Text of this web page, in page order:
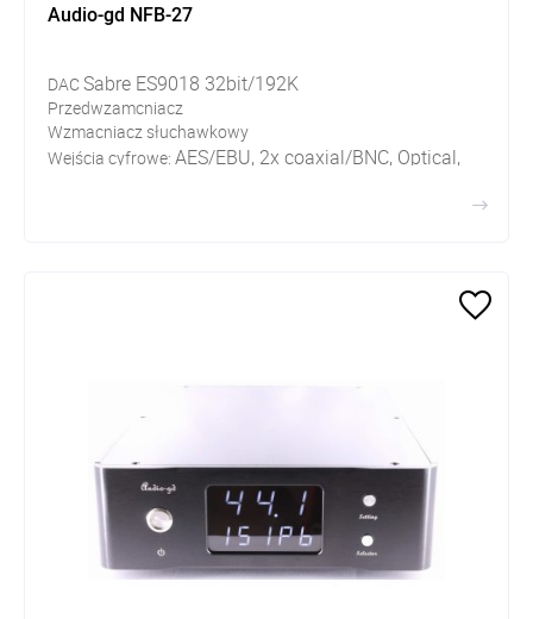
Audio-gd NFB-27
DACSabre ES9018 32bit/192K
Przedwzamcniacz
Wzmacniacz słuchawkowy
Wejścia cyfrowe: AES/EBU, 2x coaxial/BNC, Optical,